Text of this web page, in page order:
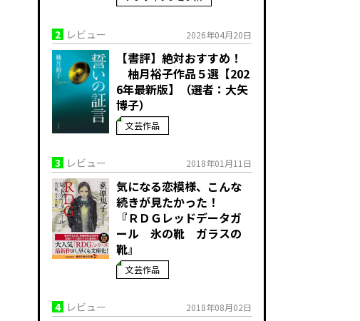
2 レビュー 2026年04月20日
【書評】絶対おすすめ！
柚月裕子作品５選【202
6年最新版】（選者：大矢
博子）
文芸作品
3 レビュー 2018年01月11日
気になる恋模様、こんな
続きが見たかった！
『ＲＤＧレッドデータガ
ール 氷の靴 ガラスの
靴』
文芸作品
4 レビュー 2018年08月02日